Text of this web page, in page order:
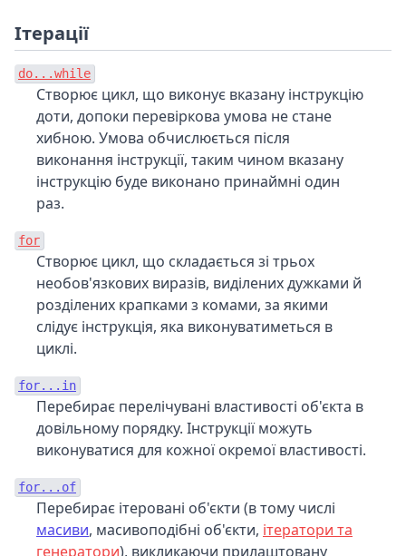
Ітерації
do...while
Створює цикл, що виконує вказану інструкцію
доти, допоки перевіркова умова не стане
хибною. Умова обчислюється після
виконання інструкції, таким чином вказану
інструкцію буде виконано принаймні один
раз.
for
Створює цикл, що складається зі трьох
необов'язкових виразів, виділених дужками й
розділених крапками з комами, за якими
слідує інструкція, яка виконуватиметься в
циклі.
for...in
Перебирає перелічувані властивості об'єкта в
довільному порядку. Інструкції можуть
виконуватися для кожної окремої властивості.
for...of
Перебирає ітеровані об'єкти (в тому числі
масиви, масивоподібні об'єкти, ітератори та
генератори), викликаючи прилаштовану